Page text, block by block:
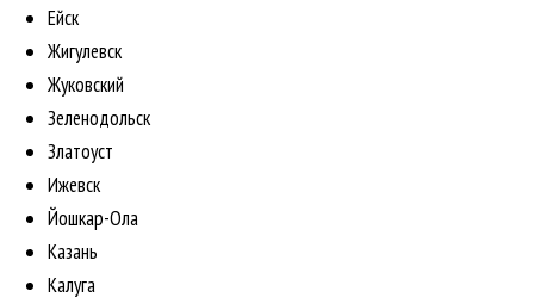
Ейск
Жигулевск
Жуковский
Зеленодольск
Златоуст
Ижевск
Йошкар-Ола
Казань
Калуга